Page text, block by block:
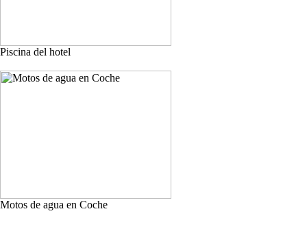
Piscina del hotel
Motos de agua en Coche